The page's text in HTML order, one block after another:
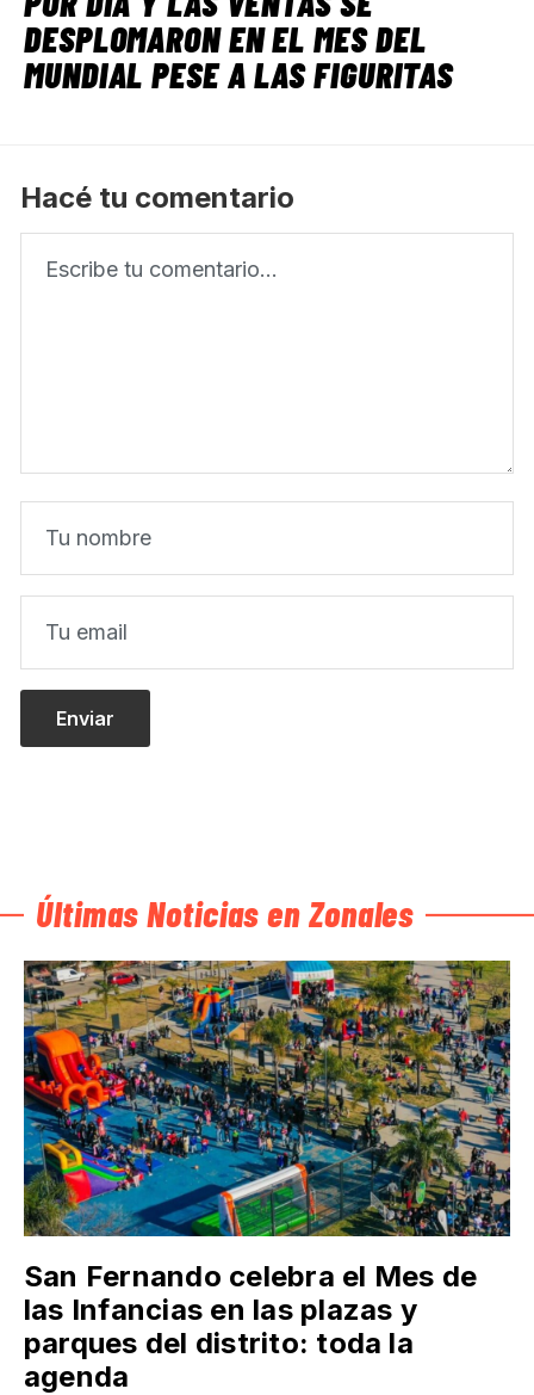
DESPLOMARON EN EL MES DEL
MUNDIAL PESE A LAS FIGURITAS
Hacé tu comentario
Últimas Noticias en Zonales
San Fernando celebra el Mes de
las Infancias en las plazas y
parques del distrito: toda la
agenda